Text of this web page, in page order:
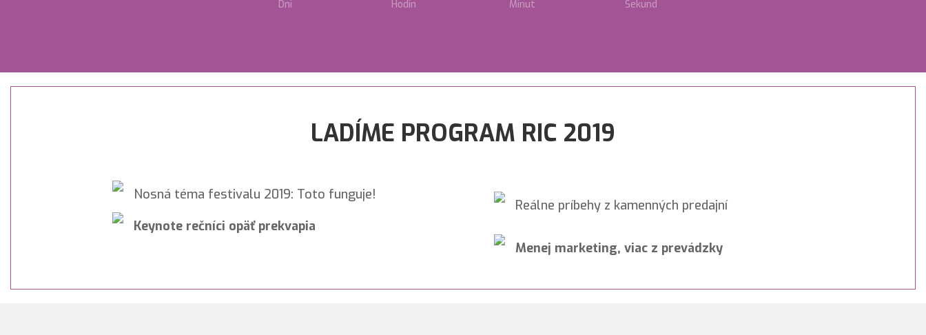
Dni Hodin Minut Sekund
LADÍME PROGRAM RIC 2019
Nosná téma festivalu 2019: Toto funguje!
Keynote rečníci opäť prekvapia
Reálne príbehy z kamenných predajní
Menej marketing, viac z prevádzky